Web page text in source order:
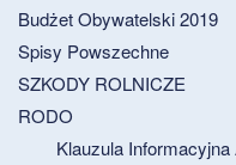
Budżet Obywatelski 2019
Spisy Powszechne
SZKODY ROLNICZE
RODO
Klauzula